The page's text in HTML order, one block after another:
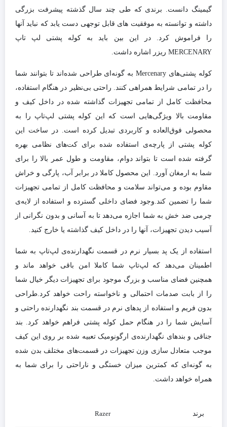
گیمینگ دانست. برندی که طی چند سال گذشته پیشرفت بزرگی
داشته و توانسته به موفقیت های قابل توجهی دست یابد که نباید آنها
را فراموش کرد. در این بین باید به کوله پشتی لپ تاپ
MERCENARY ریزر اشاره داشت.
کوله پشتی‌های Mercenary به گونه‌ای طراحی شده‌اند تا بتوانند شما
را در تمامی شرایط همراهی کنند. راحتی بی‌نظیر در هنگام استفاده،
محافظت کامل از تمامی تجهیزات گذاشته شده در داخل کیف و
مقاومت بالا ویژگی‌هایی است که این کوله پشتی لپ‌تاپ را به
محصولی فوق‌العاده و کاربردی تبدیل کرده است. در ساخت این
کوله پشتی از پارچه‌ی استفاده شده برای کت‌های نظامی بهره
گرفته شده است تا بتواند دوام، مقاومت و طول عمر بالا را برای
شما به ارمغان آورد. این محصول کاملا در برابر آب، پارگی و خراش
مقاوم بوده و می‌تواند سلامت و محافظت کامل از تمامی تجهیزات
شما را تضمین کند.وجود فضای داخلی گسترده و استفاده از لایه‌ی
چرمی ضد خش به شما اجازه می‌دهد تا به آسانی و بدون نگرانی از
آسیب دیدن تجهیزات، آنها را در داخل کیف گذاشته یا خارج کنید.
استفاده از یک پد بسیار نرم در قسمت نگهدارنده‌ی لپ‌تاپ به شما
اطمینان می‌دهد که لپ‌تاپ شما کاملا امن باقی خواهد ماند و
همچنین فضای مناسب و بزرگ موجود برای تجهیزات دیگر خیال شما
را از بابت صدمات احتمالی و ناخواسته راحت خواهد کرد.طراحی
بدون فریم و استفاده از پدهای نرم در قسمت بند نگهدارنده راحتی و
آسایش شما را در هنگام حمل کوله پشتی فراهم خواهد کرد. بند
جناقی و بندهای نگهدارنده‌ی ارگونومیک تعبیه شده بر روی این کیف
موجب متعادل سازی وزن تجهیزات در قسمت‌های مختلف بدن شده
به گونه‌ای که کمترین میزان خستگی و ناراحتی را برای شما به
همراه خواهد داشت.
برند Razer